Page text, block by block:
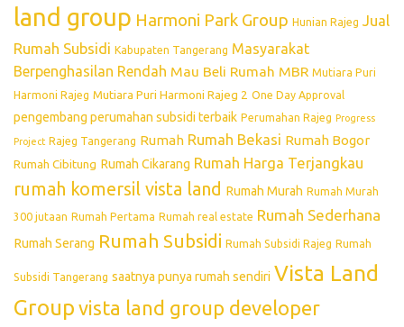
land group Harmoni Park Group Hunian Rajeg
Jual
Rumah Subsidi Kabupaten Tangerang Masyarakat
Berpenghasilan Rendah Mau Beli Rumah MBR Mutiara Puri
Harmoni Rajeg Mutiara Puri Harmoni Rajeg 2 One Day Approval
pengembang perumahan subsidi terbaik Perumahan Rajeg Progress
Project Rajeg Tangerang Rumah Rumah Bekasi Rumah Bogor
Rumah Cibitung Rumah Cikarang Rumah Harga Terjangkau
rumah komersil vista land Rumah Murah Rumah Murah
300 jutaan Rumah Pertama Rumah real estate Rumah Sederhana
Rumah Serang Rumah Subsidi Rumah Subsidi Rajeg Rumah
Subsidi Tangerang saatnya punya rumah sendiri Vista Land
Group vista land group developer